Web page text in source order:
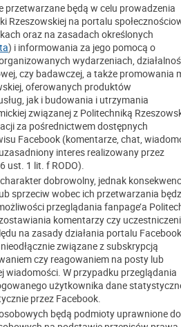
przetwarzane będą w celu prowadzenia
Rzeszowskiej na portalu
oraz na zasadach określonych
) i informowania za jego pomocą o
wydarzeniach,
czy badawczej, a także promowania
oferowanych produktów
jak i budowania i utrzymania
związanej z Politechniką
za pośrednictwem dostępnych
Facebook (komentarze, chat,
interes realizowany przez
1 lit. f RODO).
dobrowolny, jednak
sprzeciw wobec ich przetwarzania
przeglądania fanpage’a
komentarzy czy
na zasady działania portalu Facebook
związane z subskrypcją
czy reagowaniem na posty lub
wiadomości. W przypadku przeglądania
użytkownika dane
przez Facebook.
będą podmioty uprawnione do